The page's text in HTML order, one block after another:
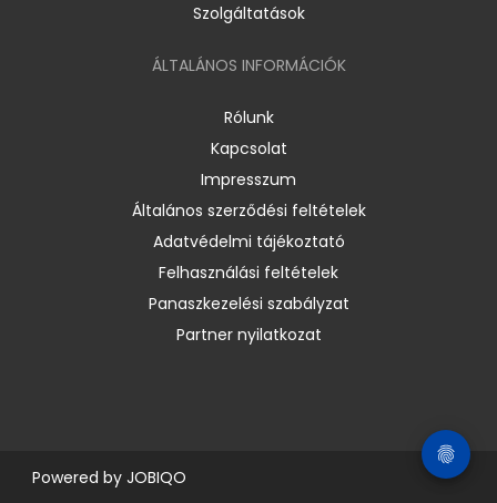
Szolgáltatások
ÁLTALÁNOS INFORMÁCIÓK
Rólunk
Kapcsolat
Impresszum
Általános szerződési feltételek
Adatvédelmi tájékoztató
Felhasználási feltételek
Panaszkezelési szabályzat
Partner nyilatkozat
Powered by JOBIQO